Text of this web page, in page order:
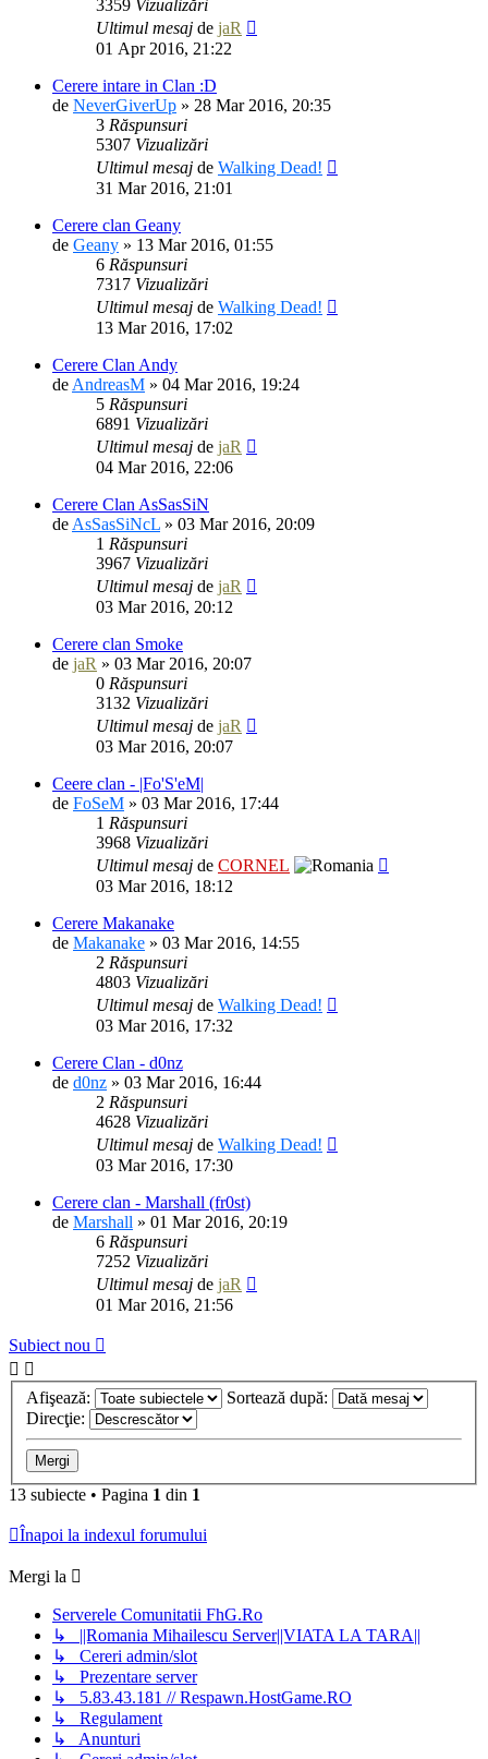
3359 Vizualizări
Ultimul mesaj de jaR
01 Apr 2016, 21:22
Cerere intare in Clan :D
de NeverGiverUp » 28 Mar 2016, 20:35
3 Răspunsuri
5307 Vizualizări
Ultimul mesaj de Walking Dead!
31 Mar 2016, 21:01
Cerere clan Geany
de Geany » 13 Mar 2016, 01:55
6 Răspunsuri
7317 Vizualizări
Ultimul mesaj de Walking Dead!
13 Mar 2016, 17:02
Cerere Clan Andy
de AndreasM » 04 Mar 2016, 19:24
5 Răspunsuri
6891 Vizualizări
Ultimul mesaj de jaR
04 Mar 2016, 22:06
Cerere Clan AsSasSiN
de AsSasSiNcL » 03 Mar 2016, 20:09
1 Răspunsuri
3967 Vizualizări
Ultimul mesaj de jaR
03 Mar 2016, 20:12
Cerere clan Smoke
de jaR » 03 Mar 2016, 20:07
0 Răspunsuri
3132 Vizualizări
Ultimul mesaj de jaR
03 Mar 2016, 20:07
Ceere clan - |Fo'S'eM|
de FoSeM » 03 Mar 2016, 17:44
1 Răspunsuri
3968 Vizualizări
Ultimul mesaj de CORNEL
03 Mar 2016, 18:12
Cerere Makanake
de Makanake » 03 Mar 2016, 14:55
2 Răspunsuri
4803 Vizualizări
Ultimul mesaj de Walking Dead!
03 Mar 2016, 17:32
Cerere Clan - d0nz
de d0nz » 03 Mar 2016, 16:44
2 Răspunsuri
4628 Vizualizări
Ultimul mesaj de Walking Dead!
03 Mar 2016, 17:30
Cerere clan - Marshall (fr0st)
de Marshall » 01 Mar 2016, 20:19
6 Răspunsuri
7252 Vizualizări
Ultimul mesaj de jaR
01 Mar 2016, 21:56
Subiect nou
Afişează:
Sortează după:
Direcţie:
13 subiecte • Pagina 1 din 1
Înapoi la indexul forumului
Mergi la
Serverele Comunitatii FhG.Ro
↳ ||Romania Mihailescu Server||VIATA LA TARA||
↳ Cereri admin/slot
↳ Prezentare server
↳ 5.83.43.181 // Respawn.HostGame.RO
↳ Regulament
↳ Anunturi